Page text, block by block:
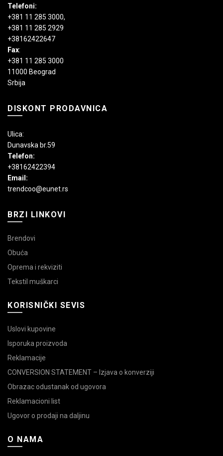
Telefoni:
+381 11 285 3000,
+381 11 285 2929
+38162422647
Fax:
+381 11 285 3000
11000 Beograd
Srbija
DISKONT PRODAVNICA
Ulica:
Dunavska br.59
Telefon:
+38162422394
Email:
trendcoo@eunet.rs
BRZI LINKOVI
Brendovi
Obuća
Oprema i rekviziti
Tekstil muškarci
KORISNIČKI SEVIS
Uslovi kupovine
Isporuka proizvoda
Reklamacije
CONVERSION STATEMENT – Izjava o konverziji
Obrazac odustanak od ugovora
Reklamacioni list
Ugovor o prodaji na daljinu
O NAMA